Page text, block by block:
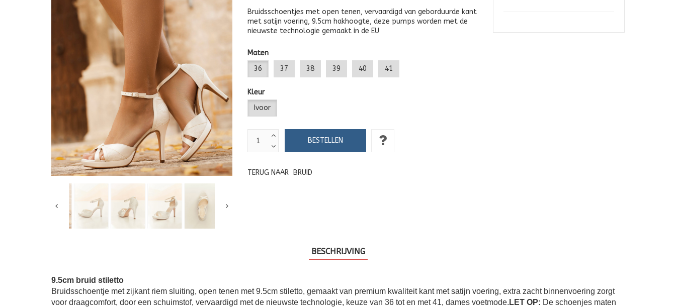
Bruidsschoentjes met open tenen, vervaardigd van geborduurde kant
met satijn voering, 9.5cm hakhoogte, deze pumps worden met de
nieuwste technologie gemaakt in de EU
Maten
36
37 38 39 40 41
Kleur
Ivoor
TERUG NAAR BRUID
BESCHRIJVING
9.5cm bruid stiletto
Bruidsschoentje met zijkant riem sluiting, open tenen met 9.5cm stiletto, gemaakt van premium kwaliteit kant met satijn voering, extra zacht binnenvoering zorgt
voor draagcomfort, door een schuimstof, vervaardigd met de nieuwste technologie, keuze van 36 tot en met 41, dames voetmode. LET OP: De schoenjes maten